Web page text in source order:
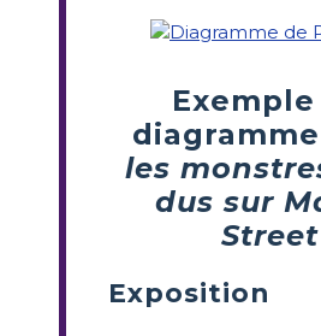
les
dus sur
Street
Exposition